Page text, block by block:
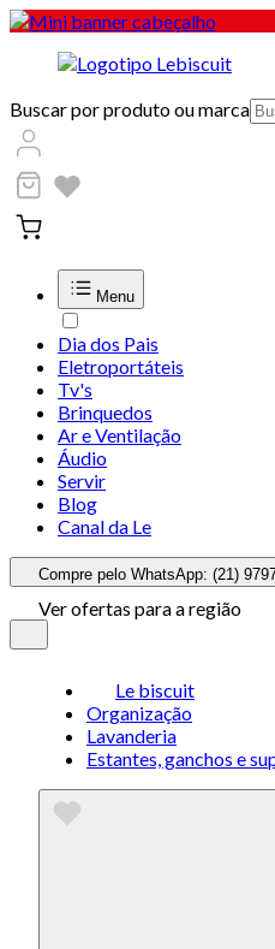
Buscar por produto ou marca
Menu
Dia dos Pais
Eletroportáteis
Tv's
Brinquedos
Ar e Ventilação
Áudio
Servir
Blog
Canal da Le
Compre pelo WhatsApp: (21)
Ver ofertas para a região
Le biscuit
Organização
Lavanderia
Estantes, ganchos e